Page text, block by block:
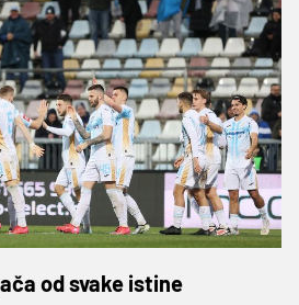
od svake istine